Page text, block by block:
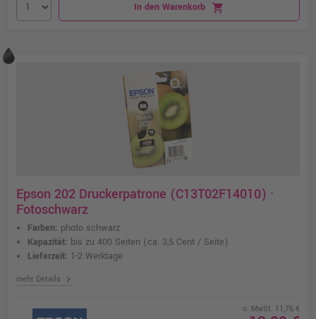
In den Warenkorb shopping_cart
Epson 202 Druckerpatrone (C13T02F14010) ·
Fotoschwarz
Farben: photo schwarz
Kapazität: bis zu 400 Seiten (ca. 3,5 Cent / Seite)
Lieferzeit: 1-2 Werktage
mehr Details chevron_right
o. MwSt. 11,76 €